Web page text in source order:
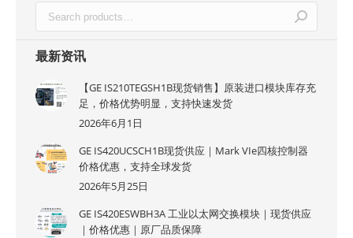
最新资讯
【GE IS210TEGSH1B现货销售】原装进口模块库存充
足，价格优势明显，支持快速发货
2026年6月1日
GE IS420UCSCH1B现货供应｜Mark VIe四核控制器
价格优惠，支持全球发货
2026年5月25日
GE IS420ESWBH3A 工业以太网交换模块｜现货供应
｜价格优惠｜原厂品质保障